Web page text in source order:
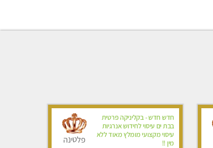
חדש חדש - בקליניקה פרטית
בבת ים עיסוי לחידוש אנרגיות
עיסוי מקצועי מומלץ מאוד ללא
מין !!
פלטינה